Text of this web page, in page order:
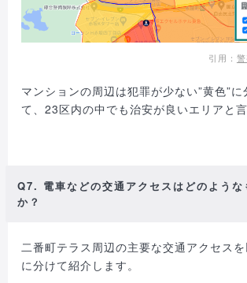
引用：
マンションの周辺は犯罪が少ない”黄色”
て、23区内の中でも治安が良いエリアと言
Q7. 電車などの交通アクセスはどのような
か？
二番町テラス周辺の主要な交通アクセス
に分けて紹介します。